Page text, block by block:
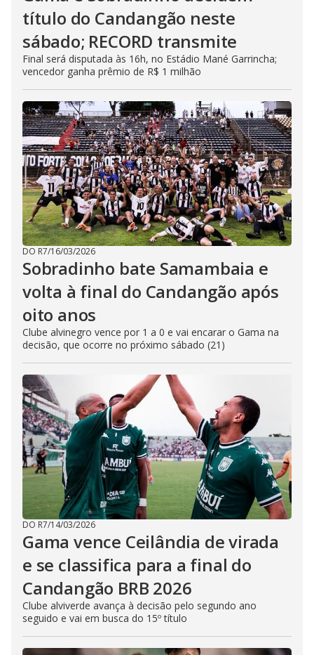
título do Candangão neste
sábado; RECORD transmite
Final será disputada às 16h, no Estádio Mané Garrincha;
vencedor ganha prêmio de R$ 1 milhão
DO R7/16/03/2026
Sobradinho bate Samambaia e
volta à final do Candangão após
oito anos
Clube alvinegro vence por 1 a 0 e vai encarar o Gama na
decisão, que ocorre no próximo sábado (21)
DO R7/14/03/2026
Gama vence Ceilândia de virada
e se classifica para a final do
Candangão BRB 2026
Clube alviverde avança à decisão pelo segundo ano
seguido e vai em busca do 15º título